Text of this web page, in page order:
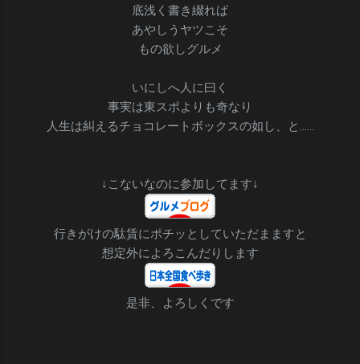
底浅く書き綴れば
あやしうヤツこそ
もの欲しグルメ
いにしへ人に曰く
事実は東スポよりも奇なり
人生は糾えるチョコレートボックスの如し、と……
↓こないなのに参加してます↓
行きがけの駄賃にポチッとしていただまますと
想定外によろこんだりします
是非、よろしくです